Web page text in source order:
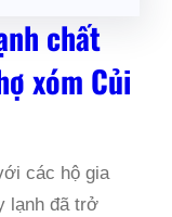
chất
xóm Củi
các hộ gia
lạnh đã trở